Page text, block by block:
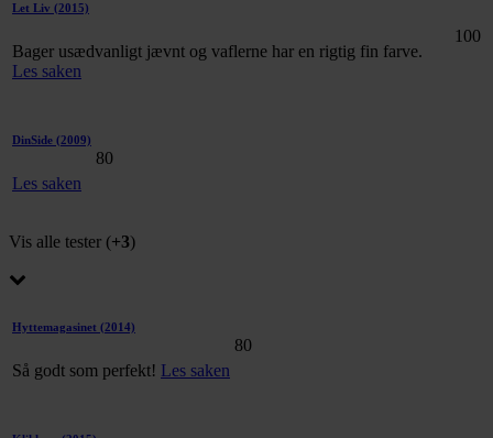
Let Liv (2015)
Bager usædvanligt jævnt og vaflerne har en rigtig fin farve.
Les saken
100
DinSide (2009)
Les saken
80
Vis alle tester (+3)
Hyttemagasinet (2014)
Så godt som perfekt! Les saken
80